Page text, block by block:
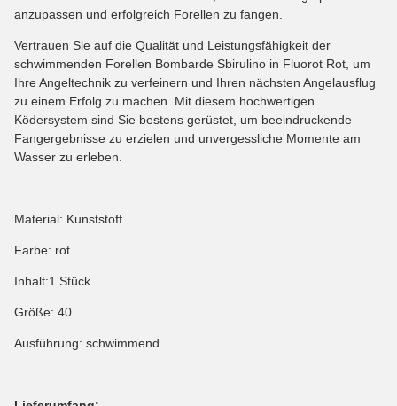
anzupassen und erfolgreich Forellen zu fangen.
Vertrauen Sie auf die Qualität und Leistungsfähigkeit der
schwimmenden Forellen Bombarde Sbirulino in Fluorot Rot, um
Ihre Angeltechnik zu verfeinern und Ihren nächsten Angelausflug
zu einem Erfolg zu machen. Mit diesem hochwertigen
Ködersystem sind Sie bestens gerüstet, um beeindruckende
Fangergebnisse zu erzielen und unvergessliche Momente am
Wasser zu erleben.
Material: Kunststoff
Farbe: rot
Inhalt:1 Stück
Größe: 40
Ausführung: schwimmend